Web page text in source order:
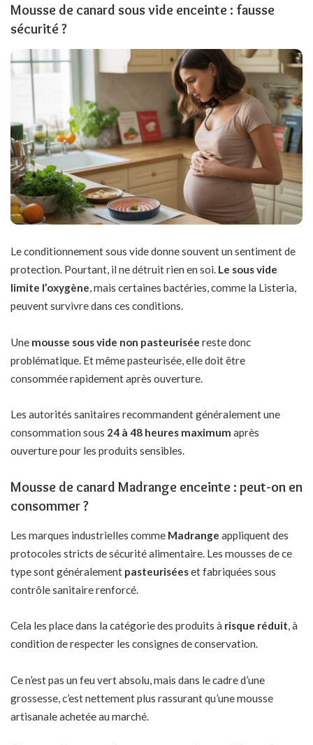
Mousse de canard sous vide enceinte : fausse
sécurité ?
Le conditionnement sous vide donne souvent un sentiment de
protection. Pourtant, il ne détruit rien en soi. Le sous vide
limite l’oxygène, mais certaines bactéries, comme la Listeria,
peuvent survivre dans ces conditions.
Une mousse sous vide non pasteurisée reste donc
problématique. Et même pasteurisée, elle doit être
consommée rapidement après ouverture.
Les autorités sanitaires recommandent généralement une
consommation sous 24 à 48 heures maximum après
ouverture pour les produits sensibles.
Mousse de canard Madrange enceinte : peut-on en
consommer ?
Les marques industrielles comme Madrange appliquent des
protocoles stricts de sécurité alimentaire. Les mousses de ce
type sont généralement pasteuriséeset fabriquées sous
contrôle sanitaire renforcé.
Cela les place dans la catégorie des produits à risque réduit, à
condition de respecter les consignes de conservation.
Ce n’est pas un feu vert absolu, mais dans le cadre d’une
grossesse, c’est nettement plus rassurant qu’une mousse
artisanale achetée au marché.